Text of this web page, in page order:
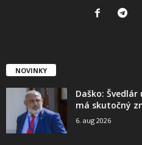
NOVINKY
Daško:
má skutočný
6. aug 2026